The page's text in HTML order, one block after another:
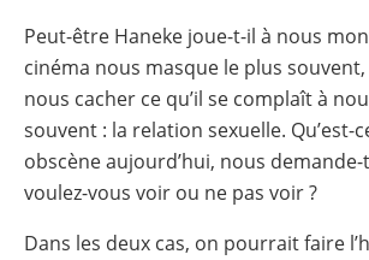
Peut-être Haneke joue-t-il à nous
cinéma nous masque le plus
nous cacher ce qu’il se complaît à
souvent : la relation sexuelle. Qu’est-
obscène aujourd’hui, nous
voulez-vous voir ou ne pas voir ?
Dans les deux cas, on pourrait faire